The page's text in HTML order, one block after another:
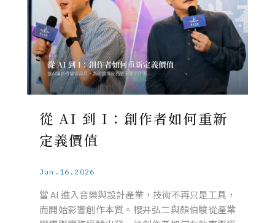
從 AI 到 I：創作者如何重新
定義價值
Jun.16.2026
當 AI 進入音樂與設計產業，技術不再只是工具，
而開始影響創作本質。櫻井弘二與顏伯駿從產業